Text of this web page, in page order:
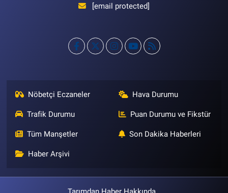
[email protected]
Nöbetçi Eczaneler Hava Durumu
Trafik Durumu Puan Durumu ve Fikstür
Tüm Manşetler Son Dakika Haberleri
Haber Arşivi